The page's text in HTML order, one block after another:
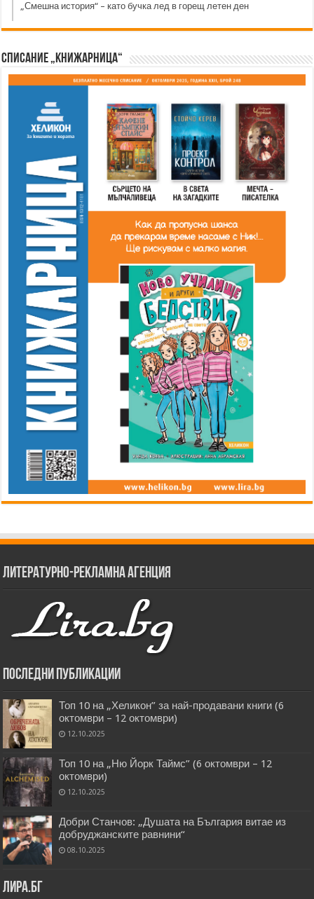
„Смешна история“ – като бучка лед в горещ летен ден
Списание „Книжарница“
Литературно-рекламна агенция
Последни публикации
Топ 10 на „Хеликон” за най-продавани книги (6
октомври – 12 октомври)
12.10.2025
Топ 10 на „Ню Йорк Таймс” (6 октомври – 12
октомври)
12.10.2025
Добри Станчов: „Душата на България витае из
добруджанските равнини“
08.10.2025
Лира.бг